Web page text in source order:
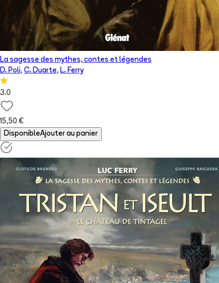
La sagesse des mythes, contes et légendes
D. Poli, C. Duarte, L. Ferry
3.0
15,50 €
DisponibleAjouter au panier